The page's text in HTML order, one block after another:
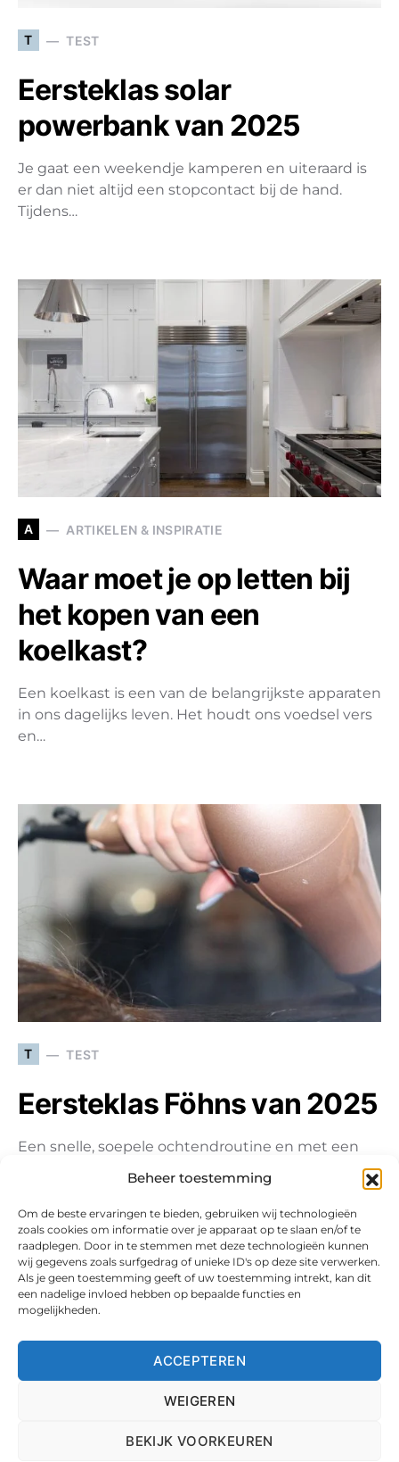
Beheer toestemming
Om de beste ervaringen te bieden, gebruiken wij technologieën
zoals cookies om informatie over je apparaat op te slaan en/of te
raadplegen. Door in te stemmen met deze technologieën kunnen
wij gegevens zoals surfgedrag of unieke ID's op deze site verwerken.
Als je geen toestemming geeft of uw toestemming intrekt, kan dit
een nadelige invloed hebben op bepaalde functies en
mogelijkheden.
ACCEPTEREN
WEIGEREN
BEKIJK VOORKEUREN
T TEST
Eersteklas solar
powerbank van 2025
Je gaat een weekendje kamperen en uiteraard is
er dan niet altijd een stopcontact bij de hand.
Tijdens…
A ARTIKELEN & INSPIRATIE
Waar moet je op letten bij
het kopen van een
koelkast?
Een koelkast is een van de belangrijkste apparaten
in ons dagelijks leven. Het houdt ons voedsel vers
en…
T TEST
Eersteklas Föhns van 2025
Een snelle, soepele ochtendroutine en met een
prachtig gestyled haar de deur uit gaan? Dat willen
Copyright 2025. Checko.nl. Alle Rechten Voorbehouden aan de